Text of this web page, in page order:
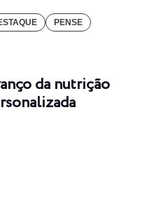
PENSE
da nutrição